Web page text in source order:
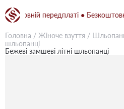
передплаті ● Безкоштовна
Головна / Жіноче взуття /
шльопанці
Бежевi замшеві літні шльопанці